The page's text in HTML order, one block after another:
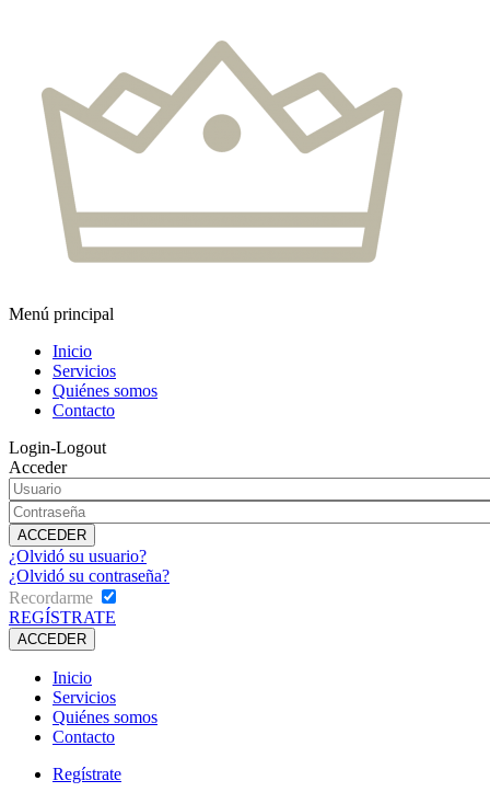
Menú principal
Inicio
Servicios
Quiénes somos
Contacto
Login-Logout
Acceder
¿Olvidó su usuario?
¿Olvidó su contraseña?
Recordarme
REGÍSTRATE
Inicio
Servicios
Quiénes somos
Contacto
Regístrate